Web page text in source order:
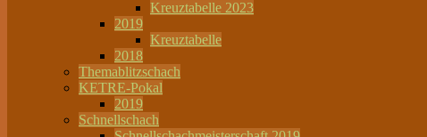
Kreuztabelle 2023
2019
Kreuztabelle
2018
Themablitzschach
KETRE-Pokal
2019
Schnellschach